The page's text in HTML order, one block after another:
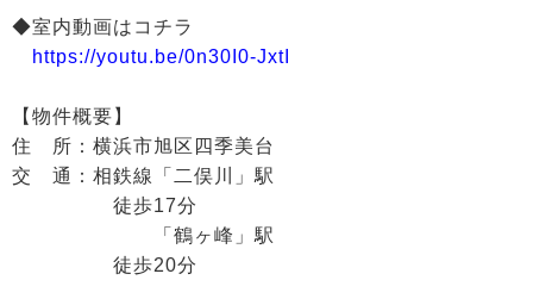
◆室内動画はコチラ
https://youtu.be/0n30I0-JxtI
【物件概要】
住 所：横浜市旭区四季美台
交 通：相鉄線「二俣川」駅
徒歩17分
「鶴ヶ峰」駅
徒歩20分